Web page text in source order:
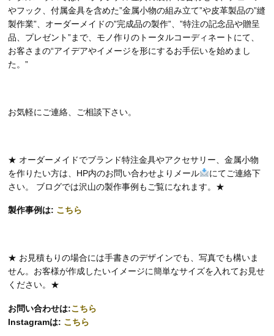
やフック、付属金具を含めた”金属小物の組み立て”や皮革製品の”縫
製作業”、オーダーメイドの”完成品の製作”、”特注の記念品や贈呈
品、プレゼント”まで、モノ作りのトータルコーディネートにて、
お客さまの“アイデアやイメージを形にするお手伝いを始めまし
た。”
お気軽にご連絡、ご相談下さい。
★ オーダーメイドでブランド特注金具やアクセサリー、金属小物
を作りたい方は、HP内のお問い合わせよりメール
にてご連絡下
さい。 ブログでは沢山の製作事例もご覧になれます。★
製作事例は: こちら
★ お見積もりの場合には手書きのデザインでも、写真でも構いま
せん。お客様が作成したいイメージに簡単なサイズを入れてお見せ
ください。★
お問い合わせは:こちら
Instagramは: こちら